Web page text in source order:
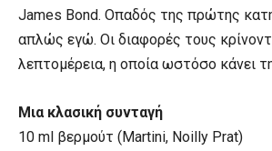
James Bond. Οπαδός της πρώτης
απλώς εγώ. Οι διαφορές τους
λεπτομέρεια, η οποία ωστόσο κάνει
Μια κλασική συνταγή
10 ml βερμούτ (Martini, Noilly Prat)